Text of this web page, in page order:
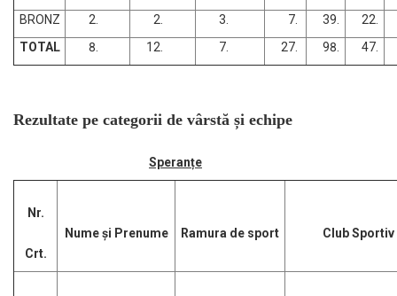
BRONZ
TOTAL
Rezultate pe categorii de vârstă și echipe
Speranțe
Nr.
Crt.
Nume și Prenume Ramura de sport Club Sportiv